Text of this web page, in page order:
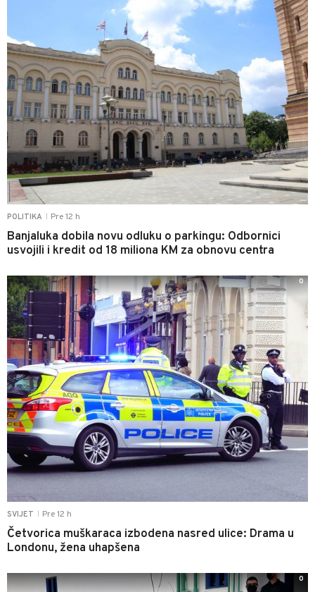
POLITIKA Pre 12 h
Banjaluka dobila novu odluku o parkingu: Odbornici
usvojili i kredit od 18 miliona KM za obnovu centra
SVIJET Pre 12 h
Četvorica muškaraca izbodena nasred ulice: Drama u
Londonu, žena uhapšena
0
0